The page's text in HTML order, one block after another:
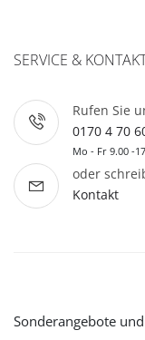
SERVICE &
Rufen Sie
0170 4 70
Mo - Fr 9.00 -
oder
Kontakt
Sonderangebote